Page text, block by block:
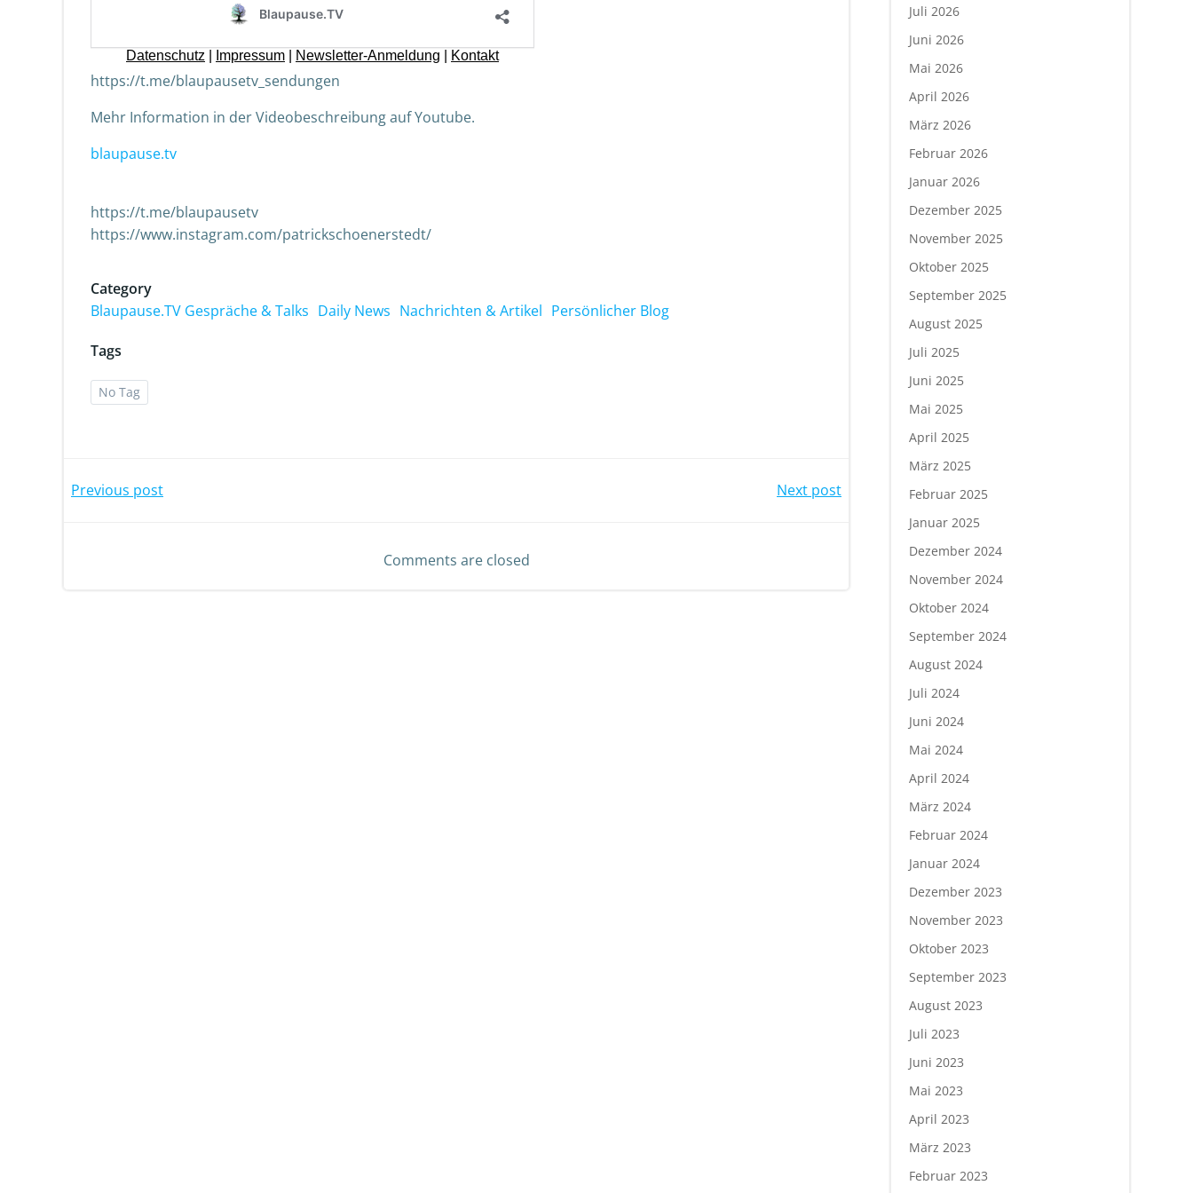
https://t.me/blaupausetv_sendungen
Mehr Information in der Videobeschreibung auf Youtube.
blaupause.tv
https://t.me/blaupausetv
https://www.instagram.com/patrickschoenerstedt/
Category
Blaupause.TV Gespräche & Talks Daily News Nachrichten & Artikel Persönlicher Blog
Tags
No Tag
Previous post Next post
Comments are closed
Juli 2026
Juni 2026
Mai 2026
April 2026
März 2026
Februar 2026
Januar 2026
Dezember 2025
November 2025
Oktober 2025
September 2025
August 2025
Juli 2025
Juni 2025
Mai 2025
April 2025
März 2025
Februar 2025
Januar 2025
Dezember 2024
November 2024
Oktober 2024
September 2024
August 2024
Juli 2024
Juni 2024
Mai 2024
April 2024
März 2024
Februar 2024
Januar 2024
Dezember 2023
November 2023
Oktober 2023
September 2023
August 2023
Juli 2023
Juni 2023
Mai 2023
April 2023
März 2023
Februar 2023